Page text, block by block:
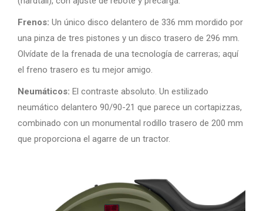
Frenos: Un único disco delantero de 336 mm mordido por
una pinza de tres pistones y un disco trasero de 296 mm.
Olvídate de la frenada de una tecnología de carreras; aquí
el freno trasero es tu mejor amigo.
Neumáticos: El contraste absoluto. Un estilizado
neumático delantero 90/90-21 que parece un cortapizzas,
combinado con un monumental rodillo trasero de 200 mm
que proporciona el agarre de un tractor.